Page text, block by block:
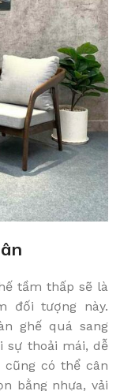
tầm thấp sẽ là
đối tượng này.
ghế quá sang
sự thoải mái, dễ
cũng có thể cân
bằng nhựa, vải